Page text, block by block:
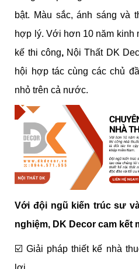
bật. Màu sắc, ánh sáng và
hợp lý. Với hơn 10 năm kinh
kế thi công, Nội Thất DK
hội hợp tác cùng các chủ
nhỏ trên cả nước.
Với đội ngũ kiến trúc sư
nghiệm, DK Decor cam kết
☑️ Giải pháp thiết kế nhà